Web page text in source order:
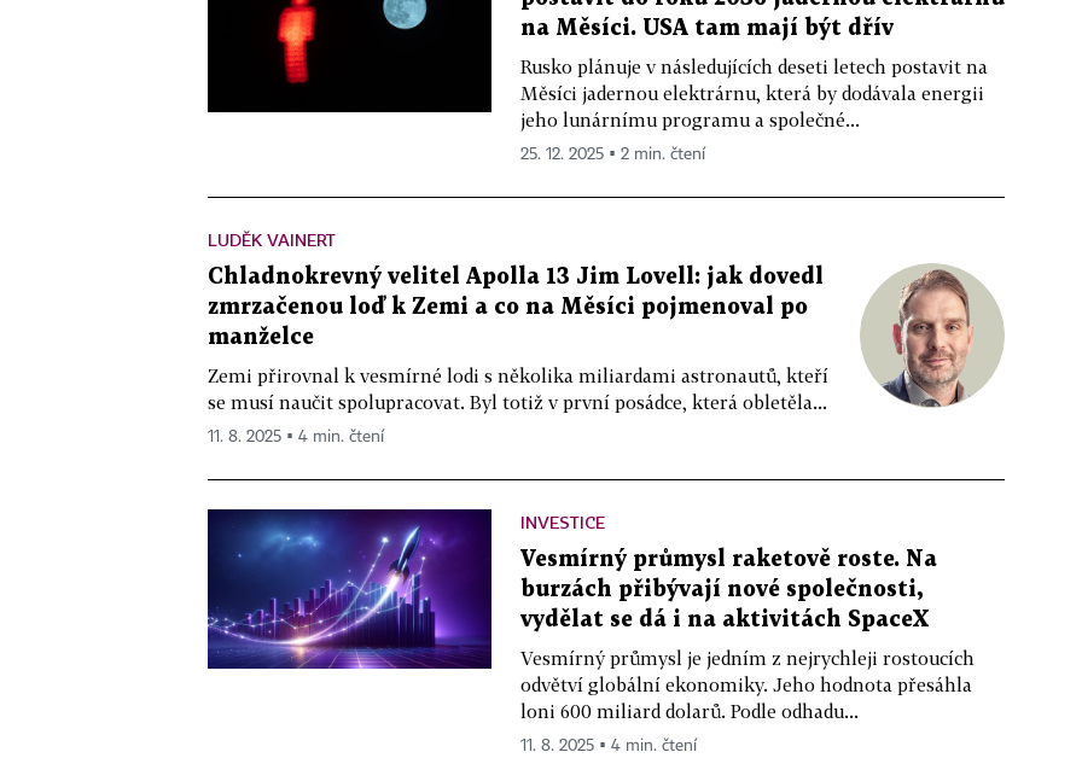
na Měsíci. USA tam mají být dřív
Rusko plánuje v následujících deseti letech postavit na
Měsíci jadernou elektrárnu, která by dodávala energii
jeho lunárnímu programu a společné...
25. 12. 2025 ▪ 2 min. čtení
LUDĚK VAINERT
Chladnokrevný velitel Apolla 13 Jim Lovell: jak dovedl
zmrzačenou loď k Zemi a co na Měsíci pojmenoval po
manželce
Zemi přirovnal k vesmírné lodi s několika miliardami astronautů, kteří
se musí naučit spolupracovat. Byl totiž v první posádce, která obletěla...
11. 8. 2025 ▪ 4 min. čtení
INVESTICE
Vesmírný průmysl raketově roste. Na
burzách přibývají nové společnosti,
vydělat se dá i na aktivitách SpaceX
Vesmírný průmysl je jedním z nejrychleji rostoucích
odvětví globální ekonomiky. Jeho hodnota přesáhla
loni 600 miliard dolarů. Podle odhadu...
11. 8. 2025 ▪ 4 min. čtení